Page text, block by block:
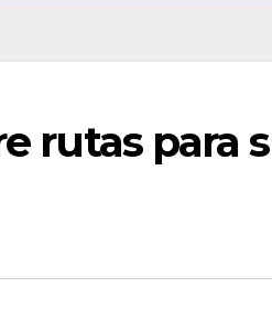
rutas para